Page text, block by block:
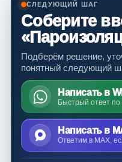
СЛЕДУЮЩИЙ ШАГ
Соберите
Подберём решение,
понятный следующий
Написать в
Быстрый ответ
Написать в
Ответим в MAX,